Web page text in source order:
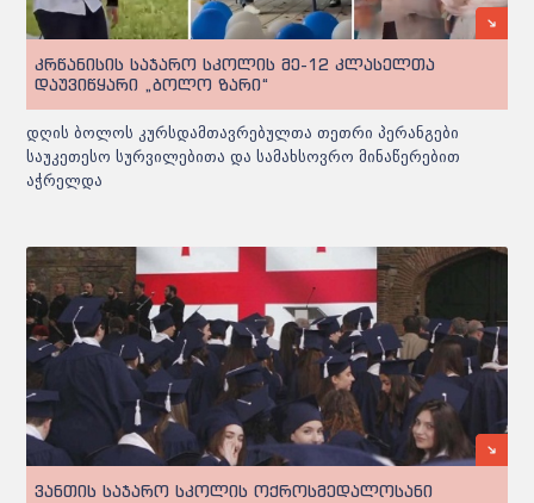
კრწანისის საჯარო სკოლის მე-12 კლასელთა
დაუვიწყარი „ბოლო ზარი“
დღის ბოლოს კურსდამთავრებულთა თეთრი პერანგები
საუკეთესო სურვილებითა და სამახსოვრო მინაწერებით
აჭრელდა
ვანთის საჯარო სკოლის ოქროსმედალოსანი